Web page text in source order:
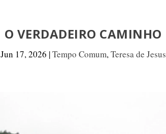
O VERDADEIRO CAMINHO
Jun 17, 2026 |Tempo Comum,Teresa de Jesus